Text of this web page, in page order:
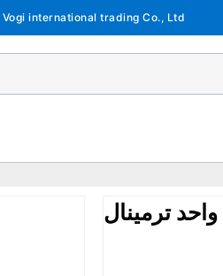
Vogi international trading Co., Ltd